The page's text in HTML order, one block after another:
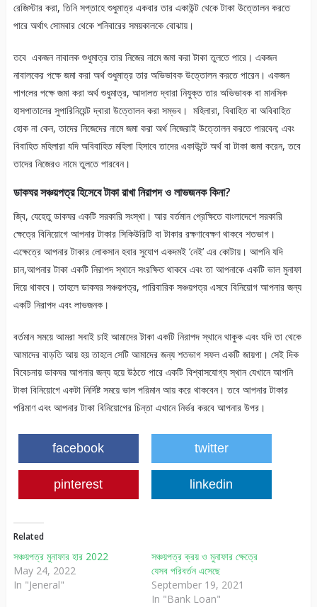
রেজিস্টার করা, তিনি সপ্তাহে শুধুমাত্র একবার তার একাউন্ট থেকে টাকা উত্তোলন করতে
পারে অর্থাৎ সোমবার থেকে শনিবারের সময়কালকে বোঝায়।
তবে একজন নাবালক শুধুমাত্র তার নিজের নামে জমা করা টাকা তুলতে পারে। একজন
নাবালকের পক্ষে জমা করা অর্থ শুধুমাত্র তার অভিভাবক উত্তোলন করতে পারেন। একজন
পাগলের পক্ষে জমা করা অর্থ শুধুমাত্র, আদালত দ্বারা নিযুক্ত তার অভিভাবক বা মানসিক
হাসপাতালের সুপারিনিয়েন্ট দ্বারা উত্তোলন করা সম্ভব। মহিলারা, বিবাহিত বা অবিবাহিত
হোক না কেন, তাদের নিজেদের নামে জমা করা অর্থ নিজেরাই উত্তোলন করতে পারবেন; এবং
বিবাহিত মহিলারা যদি অবিবাহিত মহিলা হিসাবে তাদের একাউন্টে অর্থ বা টাকা জমা করেন, তবে
তাদের নিজেরও নামে তুলতে পারবেন।
ডাকঘর সঞ্চয়পত্র হিসেবে টাকা রাখা নিরাপদ ও লাভজনক কিনা?
জ্বি, যেহেতু ডাকঘর একটি সরকারি সংস্থা। আর বর্তমান প্রেক্ষিতে বাংলাদেশে সরকারি
ক্ষেত্রে বিনিয়োগে আপনার টাকার সিকিউরিটি বা টাকার রক্ষণাবেক্ষণ থাকবে শতভাগ।
এক্ষেত্রে আপনার টাকার লোকসান হবার সুযোগ একদমই ‘নেই’ এর কোটায়। আপনি যদি
চান,আপনার টাকা একটি নিরাপদ স্থানে সংরক্ষিত থাকবে এবং তা আপনাকে একটি ভাল মুনাফা
দিয়ে থাকবে। তাহলে ডাকঘর সঞ্চয়পত্র, পারিবারিক সঞ্চয়পত্র এসবে বিনিয়োগ আপনার জন্য
একটি নিরাপদ এবং লাভজনক।
বর্তমান সময়ে আমরা সবাই চাই আমাদের টাকা একটি নিরাপদ স্থানে থাকুক এবং যদি তা থেকে
আমাদের বাড়তি আয় হয় তাহলে সেটি আমাদের জন্য শতভাগ সফল একটি জায়গা। সেই দিক
বিবেচনায় ডাকঘর আপনার জন্য হয়ে উঠতে পারে একটি বিশ্বাসযোগ্য স্থান যেখানে আপনি
টাকা বিনিয়োগে একটা নির্দিষ্ট সময়ে ভাল পরিমান আয় করে থাকবেন। তবে আপনার টাকার
পরিমাণ এবং আপনার টাকা বিনিয়োগের চিন্তা এখানে নির্ভর করবে আপনার উপর।
facebook twitter
pinterest linkedin
Related
সঞ্চয়পত্র মুনাফার হার 2022
May 24, 2022
In "Jeneral"
সঞ্চয়পত্র ক্রয় ও মুনাফার ক্ষেত্রে
যেসব পরিবর্তন এসেছে
September 19, 2021
In "Bank Loan"